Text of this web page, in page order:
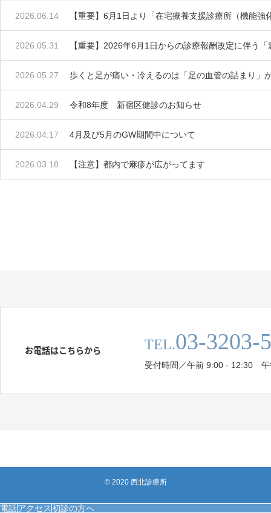
【重要】6月1日より「在宅療養支援診療所（機能
2026.06.14
【重要】2026年6月1日からの診療報酬改定に伴う
2026.05.31
歩くと足が痛い・冷えるのは「足の血管の詰まり」
2026.05.27
令和8年度 新宿区健診のお知らせ
2026.04.29
4月及び5月のGW期間中について
2026.04.17
【注意】都内で麻疹が広がってます
2026.03.18
お電話はこちらから TEL.03-3203-
受付時間／午前 9:00 - 12:30
© 2020 西北診療所
電話アクセス初診の方へ